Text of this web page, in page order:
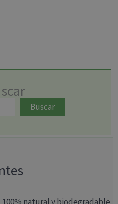
Buscar
100% natural y biodegradable